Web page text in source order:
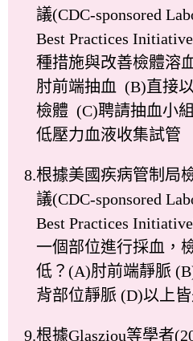
議(CDC-sponsored
Best Practices
種措施與改善檢體溶
肘前端抽血 (B)直接
檢體 (C)聘請抽血小
低壓力血液收集試管
8.根據美國疾病管制局
議(CDC-sponsored
Best Practices
一個部位進行採血，
低？(A)肘前端靜脈
背部位靜脈 (D)以上
9.根據Glasziou等學者